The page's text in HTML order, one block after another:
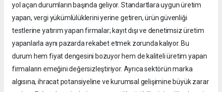
yol açan durumların başında geliyor. Standartlara uygun üretim
yapan, vergi yükümlülüklerini yerine getiren, ürün güvenliği
testlerine yatırım yapan firmalar; kayıt dışı ve denetimsiz üretim
yapanlarla aynı pazarda rekabet etmek zorunda kalıyor. Bu
durum hem fiyat dengesini bozuyor hem de kaliteli üretim yapan
firmaların emeğini değersizleştiriyor. Ayrıca sektörün marka
algısına, ihracat potansiyeline ve kurumsal gelişimine büyük zarar